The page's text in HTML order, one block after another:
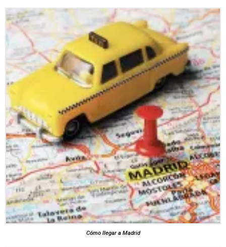
Cómo llegar a Madrid